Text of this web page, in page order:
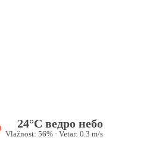
24°C ведро небо
Vlažnost: 56% · Vetar: 0.3 m/s